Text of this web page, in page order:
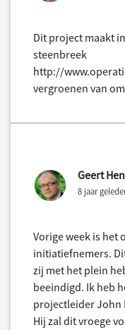
Dit project maakt
steenbreek
http://
vergroenen van
Geert
8 jaar
Vorige week is het
initiatiefnemers.
zij met het plein
beeindigd. Ik heb
projectleider John
Hij zal dit vroege